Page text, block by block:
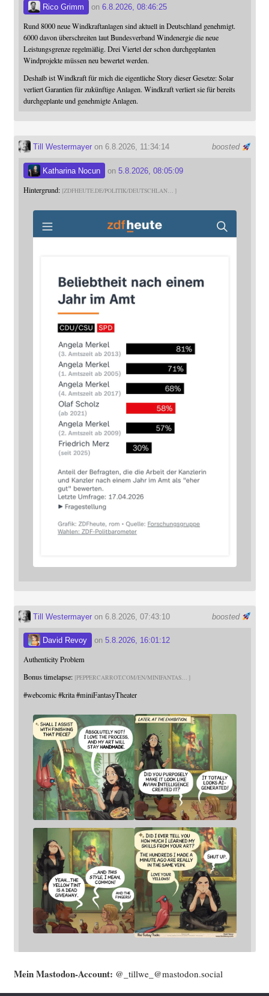
Rico Grimm on 6.8.2026, 08:46:25
Rund 8000 neue Windkraftanlagen sind aktuell in Deutschland genehmigt.
6000 davon überschreiten laut Bundesverband Windenergie die neue
Leistungsgrenze regelmäßig. Drei Viertel der schon durchgeplanten
Windprojekte müssen neu bewertet werden.
Deshalb ist Windkraft für mich die eigentliche Story dieser Gesetze: Solar
verliert Garantien für zukünftige Anlagen. Windkraft verliert sie für bereits
durchgeplante und genehmigte Anlagen.
boosted
Till Westermayeron 6.8.2026, 11:34:14
Katharina Nocun on 5.8.2026, 08:05:09
Hintergrund: ZDFHEUTE.DE/POLITIK/DEUTSCHLAN
boosted
Till Westermayeron 6.8.2026, 07:43:10
David Revoy on 5.8.2026, 16:01:12
Authenticity Problem
Bonus timelapse: PEPPERCARROT.COM/EN/MINIFANTAS
#webcomic #krita #miniFantasyTheater
Mein Mast­o­don-Account: @_tillwe_@mastodon.social